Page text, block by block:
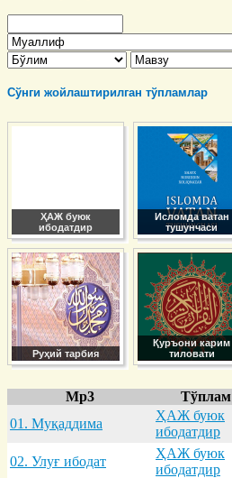
Сўнги жойлаштирилган тўпламлар
ҲАЖ буюк
ибодатдир
Исломда ватан
тушунчаси
Руҳий тарбия
Қуръони карим
тиловати
Mp3 Тўплам
01. Муқaддимa
ҲАЖ буюк
ибодатдир
02. Улуғ ибодaт
ҲАЖ буюк
ибодатдир